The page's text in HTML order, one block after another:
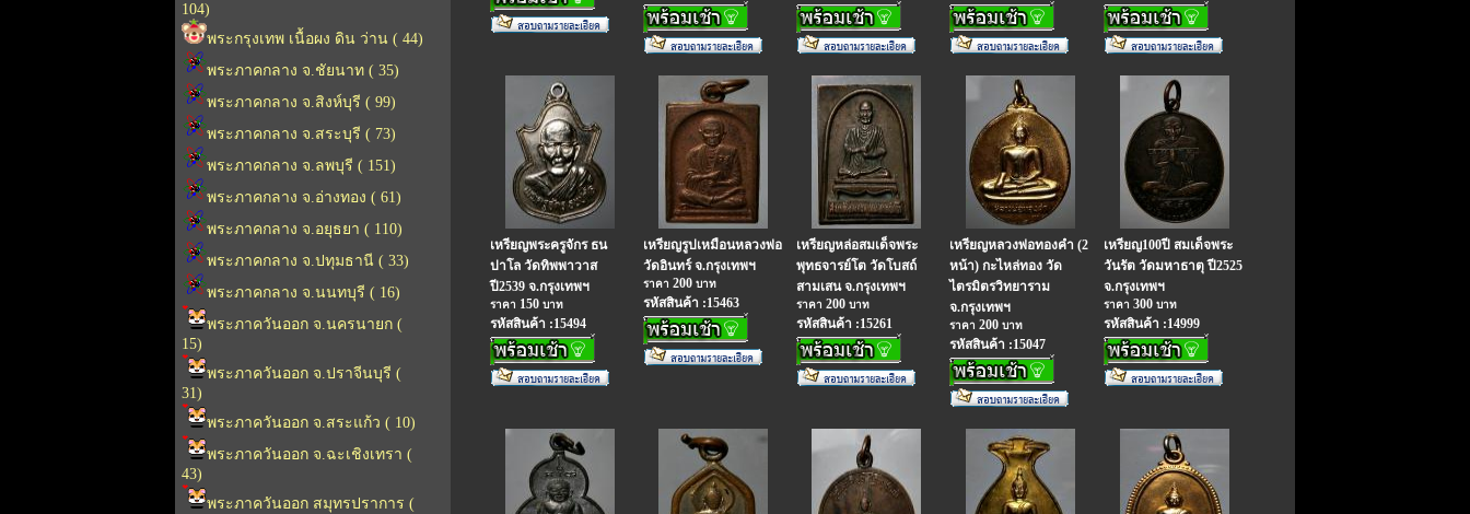
104)
พระกรุงเทพ เนื้อผง ดิน ว่าน ( 44)
พระภาคกลาง จ.ชัยนาท ( 35)
พระภาคกลาง จ.สิงห์บุรี ( 99)
พระภาคกลาง จ.สระบุรี ( 73)
พระภาคกลาง จ.ลพบุรี ( 151)
พระภาคกลาง จ.อ่างทอง ( 61)
พระภาคกลาง จ.อยุธยา ( 110)
พระภาคกลาง จ.ปทุมธานี ( 33)
พระภาคกลาง จ.นนทบุรี ( 16)
พระภาควันออก จ.นครนายก (
15)
พระภาควันออก จ.ปราจีนบุรี (
31)
พระภาควันออก จ.สระแก้ว ( 10)
พระภาควันออก จ.ฉะเชิงเทรา (
43)
พระภาควันออก สมุทรปราการ (
เหรียญพระครูจักร ธน
ปาโล วัดทิพพาวาส
ปี2539 จ.กรุงเทพฯ
ราคา 150 บาท
รหัสสินค้า :15494
เหรียญรูปเหมือนหลวงพ่อ
วัดอินทร์ จ.กรุงเทพฯ
ราคา 200 บาท
รหัสสินค้า :15463
เหรียญหล่อสมเด็จพระ
พุทธจารย์โต วัดโบสถ์
สามเสน จ.กรุงเทพฯ
ราคา 200 บาท
รหัสสินค้า :15261
เหรียญหลวงพ่อทองคำ (2
หน้า) กะไหล่ทอง วัด
ไตรมิตรวิทยาราม
จ.กรุงเทพฯ
ราคา 200 บาท
รหัสสินค้า :15047
เหรียญ100ปี สมเด็จพระ
วันรัต วัดมหาธาตุ ปี2525
จ.กรุงเทพฯ
ราคา 300 บาท
รหัสสินค้า :14999